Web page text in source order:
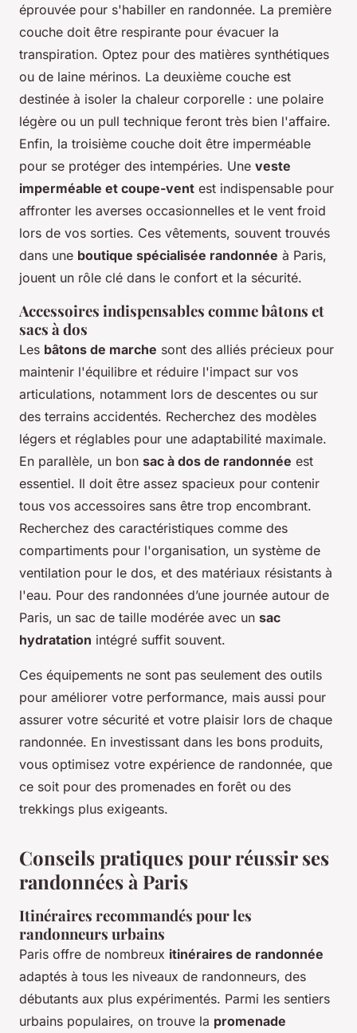
éprouvée pour s'habiller en randonnée. La première
couche doit être respirante pour évacuer la
transpiration. Optez pour des matières synthétiques
ou de laine mérinos. La deuxième couche est
destinée à isoler la chaleur corporelle : une polaire
légère ou un pull technique feront très bien l'affaire.
Enfin, la troisième couche doit être imperméable
pour se protéger des intempéries. Une veste
imperméable et coupe-vent est indispensable pour
affronter les averses occasionnelles et le vent froid
lors de vos sorties. Ces vêtements, souvent trouvés
dans une boutique spécialisée randonnée à Paris,
jouent un rôle clé dans le confort et la sécurité.
Accessoires indispensables comme bâtons et
sacs à dos
Les bâtons de marche sont des alliés précieux pour
maintenir l'équilibre et réduire l'impact sur vos
articulations, notamment lors de descentes ou sur
des terrains accidentés. Recherchez des modèles
légers et réglables pour une adaptabilité maximale.
En parallèle, un bon sac à dos de randonnée est
essentiel. Il doit être assez spacieux pour contenir
tous vos accessoires sans être trop encombrant.
Recherchez des caractéristiques comme des
compartiments pour l'organisation, un système de
ventilation pour le dos, et des matériaux résistants à
l'eau. Pour des randonnées d’une journée autour de
Paris, un sac de taille modérée avec un sac
hydratation intégré suffit souvent.
Ces équipements ne sont pas seulement des outils
pour améliorer votre performance, mais aussi pour
assurer votre sécurité et votre plaisir lors de chaque
randonnée. En investissant dans les bons produits,
vous optimisez votre expérience de randonnée, que
ce soit pour des promenades en forêt ou des
trekkings plus exigeants.
Conseils pratiques pour réussir ses
randonnées à Paris
Itinéraires recommandés pour les
randonneurs urbains
Paris offre de nombreux itinéraires de randonnée
adaptés à tous les niveaux de randonneurs, des
débutants aux plus expérimentés. Parmi les sentiers
urbains populaires, on trouve la promenade